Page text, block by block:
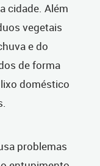
cidade. Além
vegetais
e do
de forma
doméstico
problemas